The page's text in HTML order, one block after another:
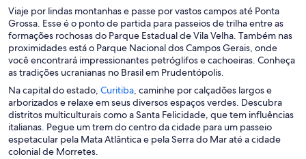
n
o
a
n
e
u
m
a
n
o
v
a
j
a
n
e
l
m
u
m
a
n
o
v
a
j
a
n
Viaje por lindas montanhas e passe por vastos campos até Ponta
Grossa. Esse é o ponto de partida para passeios de trilha entre as
formações rochosas do Parque Estadual de Vila Velha. Também nas
proximidades está o Parque Nacional dos Campos Gerais, onde
você encontrará impressionantes petróglifos e cachoeiras. Conheça
as tradições ucranianas no Brasil em Prudentópolis.
Na capital do estado, CuritibaA
b
r
e
e
, caminhe por calçadões largos e
arborizados e relaxe em seus diversos espaços verdes. Descubra
distritos multiculturais como a Santa Felicidade, que tem influências
italianas. Pegue um trem do centro da cidade para um passeio
espetacular pela Mata Atlântica e pela Serra do Mar até a cidade
colonial de Morretes.